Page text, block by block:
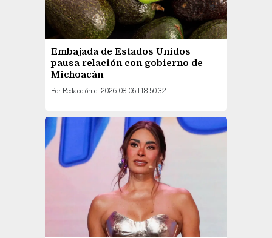
Embajada de Estados Unidos
pausa relación con gobierno de
Michoacán
Por Redacción el 2026-08-06T18:50:32